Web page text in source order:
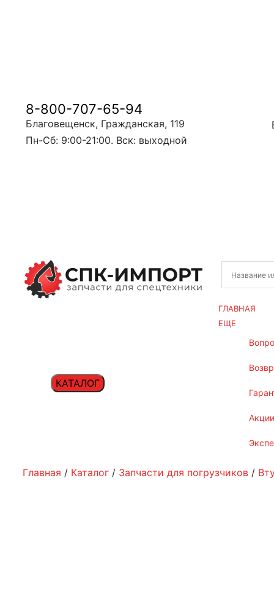
8-800-707-65-94
Благовещенск, Гражданская, 119
Пн-Сб: 9:00-21:00. Вск: выходной
КАТАЛОГ
ГЛАВНАЯ
ЕЩЕ
Главная / Каталог / Запчасти для погрузчиков /